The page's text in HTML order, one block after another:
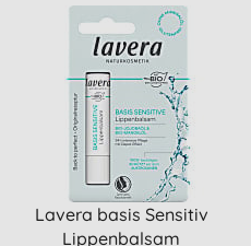
Lavera basis Sensitiv
Lippenbalsam